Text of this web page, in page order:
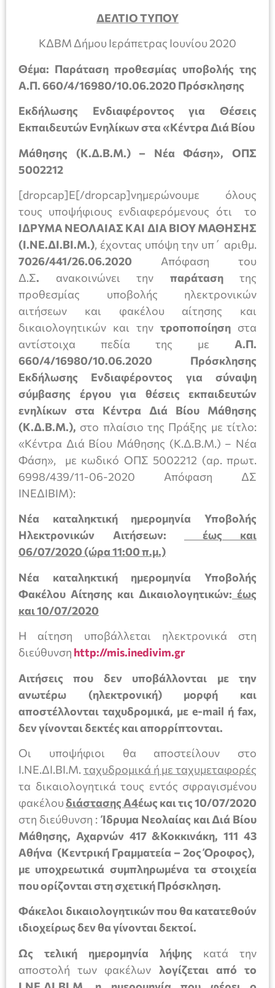
ΔΕΛΤΙΟ ΤΥΠΟΥ
ΚΔΒΜ Δήμου Ιεράπετρας Ιουνίου 2020
Θέμα: Παράταση προθεσμίας υποβολής της
Α.Π. 660/4/16980/10.06.2020 Πρόσκλησης
Εκδήλωσης Ενδιαφέροντος για Θέσεις
Εκπαιδευτών Ενηλίκων στα «Κέντρα Διά Βίου
Μάθησης (Κ.Δ.Β.Μ.) – Νέα Φάση», ΟΠΣ
5002212
[dropcap]Ε[/dropcap]νημερώνουμε όλους
τους υποψήφιους ενδιαφερόμενους ότι το
IΔΡΥΜΑ ΝΕΟΛΑΙΑΣ ΚΑΙ ΔΙΑ ΒΙΟΥ ΜΑΘΗΣΗΣ
(Ι.ΝΕ.ΔΙ.ΒΙ.Μ.), έχοντας υπόψη την υπ΄ αριθμ.
7026/441/26.06.2020 Απόφαση του
Δ.Σ. ανακοινώνει την παράτασητης
προθεσμίας υποβολής ηλεκτρονικών
αιτήσεων και φακέλου αίτησης και
δικαιολογητικών και την τροποποίηση στα
αντίστοιχα πεδία της με Α.Π.
660/4/16980/10.06.2020 Πρόσκλησης
Εκδήλωσης Ενδιαφέροντος για σύναψη
σύμβασης έργου για θέσεις εκπαιδευτών
ενηλίκων στα Κέντρα Διά Βίου Μάθησης
(Κ.Δ.Β.Μ.), στο πλαίσιο της Πράξης με τίτλο:
«Κέντρα Διά Βίου Μάθησης (Κ.Δ.Β.Μ.) – Νέα
Φάση», με κωδικό ΟΠΣ 5002212 (αρ. πρωτ.
6998/439/11-06-2020 Απόφαση ΔΣ
ΙΝΕΔΙΒΙΜ):
Νέα καταληκτική ημερομηνία Υποβολής
Ηλεκτρονικών Αιτήσεων:
έως και
06/07/2020 (ώρα 11:00 π.μ.)
Νέα καταληκτική ημερομηνία Υποβολής
Φακέλου Αίτησης και Δικαιολογητικών: έως
και 10/07/2020
Η αίτηση υποβάλλεται ηλεκτρονικά στη
διεύθυνση http://mis.inedivim.gr
Αιτήσεις που δεν υποβάλλονται με την
ανωτέρω (ηλεκτρονική) μορφή και
αποστέλλονται ταχυδρομικά, με e-mail ή fax,
δεν γίνονται δεκτές και απορρίπτονται.
Οι υποψήφιοι θα αποστείλουν στο
Ι.ΝΕ.ΔΙ.ΒΙ.Μ. ταχυδρομικά ή με ταχυμεταφορές
τα δικαιολογητικά τους εντός σφραγισμένου
φακέλουδιάστασης Α4έως και τις 10/07/2020
στη διεύθυνση :Ίδρυμα Νεολαίας και Διά Βίου
Μάθησης, Αχαρνών 417 &Κοκκινάκη, 111 43
Αθήνα (Κεντρική Γραμματεία – 2ος Όροφος),
με υποχρεωτικά συμπληρωμένα τα στοιχεία
που ορίζονται στη σχετική Πρόσκληση.
Φάκελοι δικαιολογητικών που θα κατατεθούν
ιδιοχείρως δεν θα γίνονται δεκτοί.
Ως τελική ημερομηνία λήψης κατά την
αποστολή των φακέλων λογίζεται από το